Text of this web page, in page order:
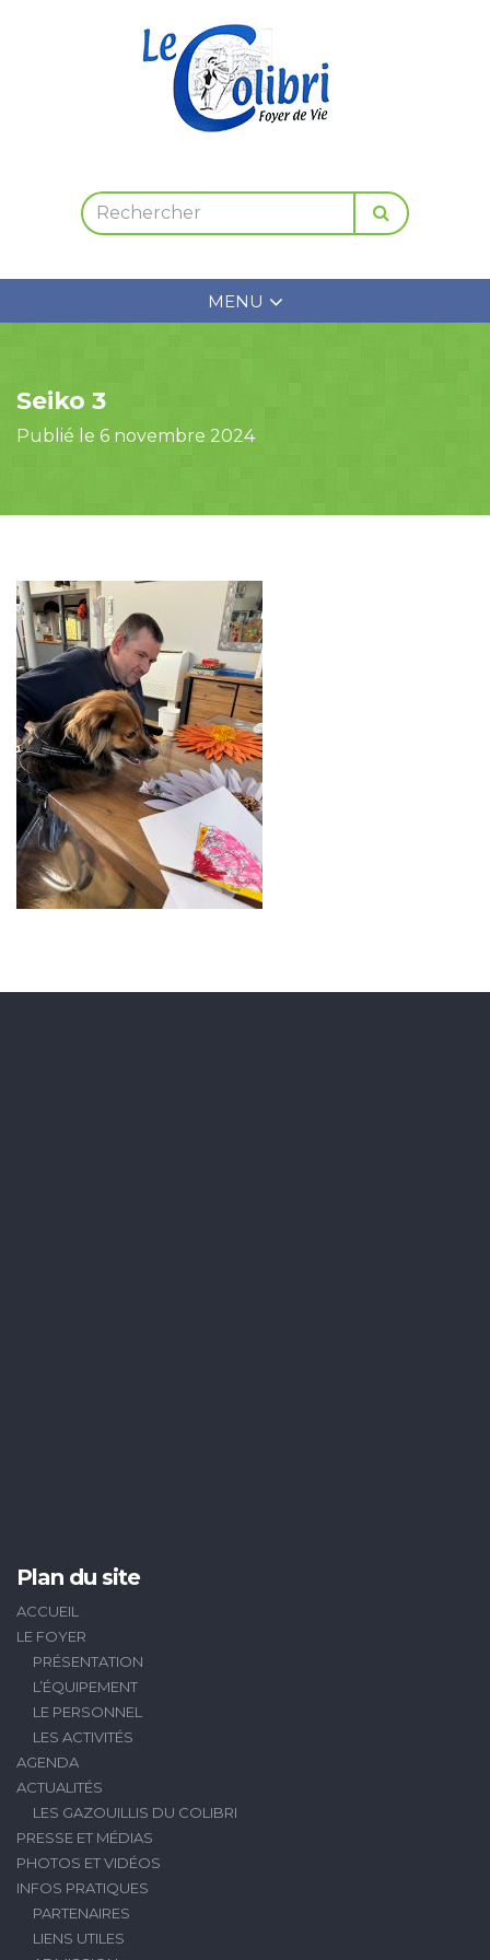
MENU
Seiko 3
Publié le 6 novembre 2024
Plan du site
ACCUEIL
LE FOYER
PRÉSENTATION
L’ÉQUIPEMENT
LE PERSONNEL
LES ACTIVITÉS
AGENDA
ACTUALITÉS
LES GAZOUILLIS DU COLIBRI
PRESSE ET MÉDIAS
PHOTOS ET VIDÉOS
INFOS PRATIQUES
PARTENAIRES
LIENS UTILES